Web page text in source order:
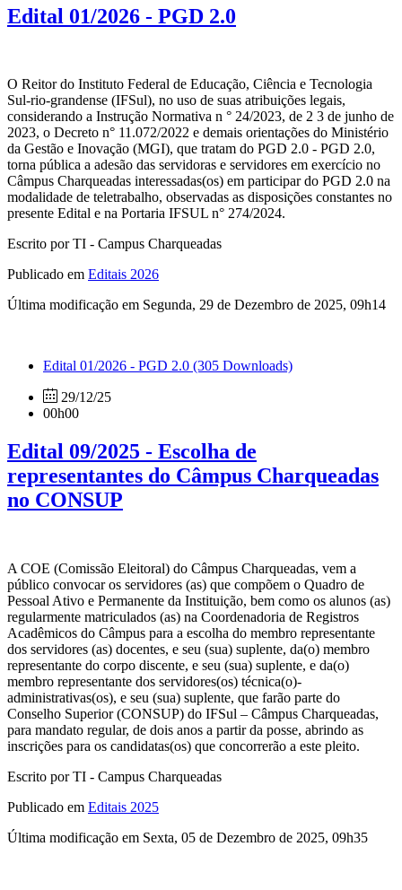
Edital 01/2026 - PGD 2.0
O Reitor do Instituto Federal de Educação, Ciência e Tecnologia
Sul-rio-grandense (IFSul), no uso de suas atribuições legais,
considerando a Instrução Normativa n ° 24/2023, de 2 3 de junho de
2023, o Decreto n° 11.072/2022 e demais orientações do Ministério
da Gestão e Inovação (MGI), que tratam do PGD 2.0 - PGD 2.0,
torna pública a adesão das servidoras e servidores em exercício no
Câmpus Charqueadas interessadas(os) em participar do PGD 2.0 na
modalidade de teletrabalho, observadas as disposições constantes no
presente Edital e na Portaria IFSUL n° 274/2024.
Escrito por TI - Campus Charqueadas
Publicado em Editais 2026
Última modificação em Segunda, 29 de Dezembro de 2025, 09h14
Edital 01/2026 - PGD 2.0 (305 Downloads)
29/12/25
00h00
Edital 09/2025 - Escolha de
representantes do Câmpus Charqueadas
no CONSUP
A COE (Comissão Eleitoral) do Câmpus Charqueadas, vem a
público convocar os servidores (as) que compõem o Quadro de
Pessoal Ativo e Permanente da Instituição, bem como os alunos (as)
regularmente matriculados (as) na Coordenadoria de Registros
Acadêmicos do Câmpus para a escolha do membro representante
dos servidores (as) docentes, e seu (sua) suplente, da(o) membro
representante do corpo discente, e seu (sua) suplente, e da(o)
membro representante dos servidores(os) técnica(o)-
administrativas(os), e seu (sua) suplente, que farão parte do
Conselho Superior (CONSUP) do IFSul – Câmpus Charqueadas,
para mandato regular, de dois anos a partir da posse, abrindo as
inscrições para os candidatas(os) que concorrerão a este pleito.
Escrito por TI - Campus Charqueadas
Publicado em Editais 2025
Última modificação em Sexta, 05 de Dezembro de 2025, 09h35